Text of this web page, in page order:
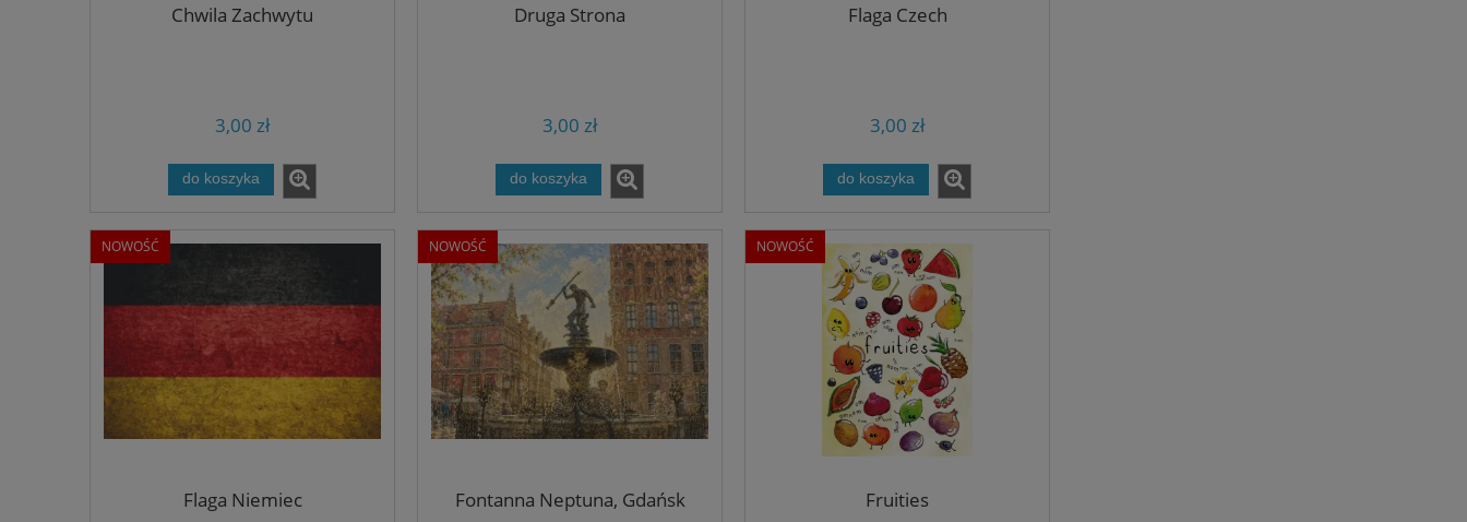
Chwila Zachwytu
3,00 zł
do koszyka
Druga Strona
3,00 zł
do koszyka
Flaga Czech
3,00 zł
do koszyka
Flaga Niemiec
NOWOŚĆ
Fontanna Neptuna, Gdańsk
NOWOŚĆ
Fruities
NOWOŚĆ